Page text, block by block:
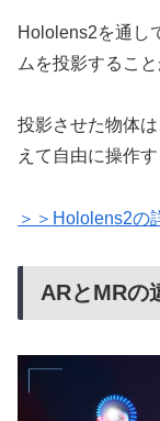
Hololens2を通し
ムを投影すること
投影させた物体
えて自由に操作
＞＞Hololens2の
ARとMRの